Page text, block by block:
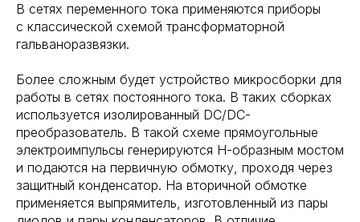
В сетях переменного тока применяются приборы
с классической схемой трансформаторной
гальваноразвязки.
Более сложным будет устройство микросборки для
работы в сетях постоянного тока. В таких сборках
используется изолированный DC/DC-
преобразователь. В такой схеме прямоугольные
электроимпульсы генерируются H-образным мостом
и подаются на первичную обмотку, проходя через
защитный конденсатор. На вторичной обмотке
применяется выпрямитель, изготовленный из пары